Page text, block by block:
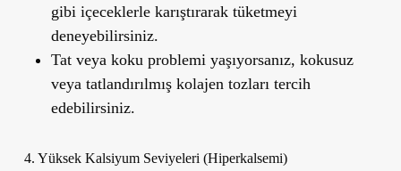
gibi içeceklerle karıştırarak tüketmeyi
deneyebilirsiniz.
Tat veya koku problemi yaşıyorsanız, kokusuz
veya tatlandırılmış kolajen tozları tercih
edebilirsiniz.
4. Yüksek Kalsiyum Seviyeleri (Hiperkalsemi)